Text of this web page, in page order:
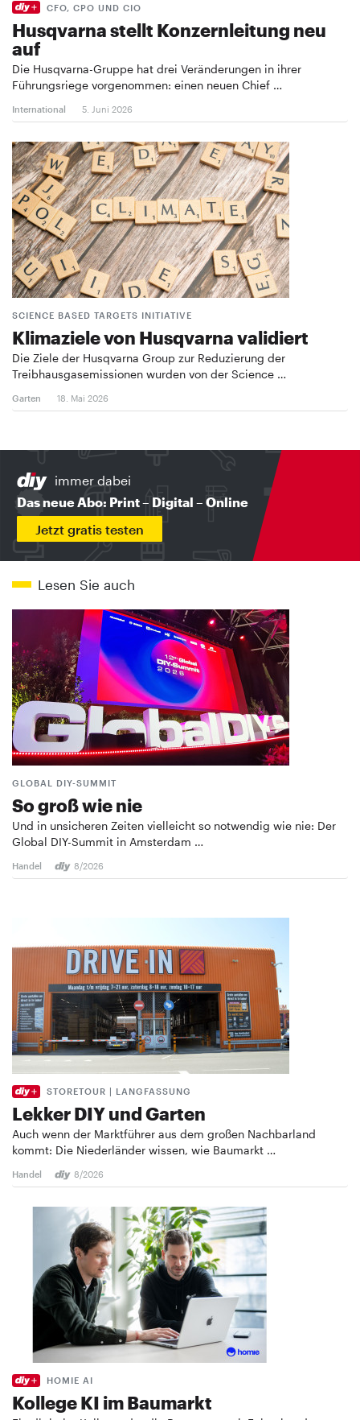
CFO, CPO UND CIO
Husqvarna stellt Konzernleitung neu
auf
Die Husqvarna-Gruppe hat drei Veränderungen in ihrer
Führungsriege vorgenommen: einen neuen Chief …
International 5. Juni 2026
SCIENCE BASED TARGETS INITIATIVE
Klimaziele von Husqvarna validiert
Die Ziele der Husqvarna Group zur Reduzierung der
Treibhausgasemissionen wurden von der Science …
Garten 18. Mai 2026
immer dabei
Das neue Abo: Print – Digital – Online
Jetzt gratis testen
Lesen Sie auch
GLOBAL DIY-SUMMIT
So groß wie nie
Und in unsicheren Zeiten vielleicht so notwendig wie nie: Der
Global DIY-Summit in Amsterdam …
Handel 8/2026
STORETOUR | LANGFASSUNG
Lekker DIY und Garten
Auch wenn der Marktführer aus dem großen Nachbarland
kommt: Die Niederländer wissen, wie Baumarkt …
Handel 8/2026
HOMIE AI
Kollege KI im Baumarkt